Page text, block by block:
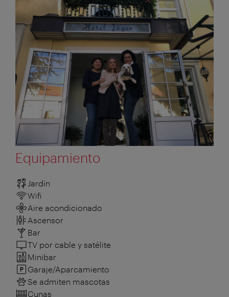
Equipamiento
Jardín
Wifi
Aire acondicionado
Ascensor
Bar
TV por cable y satélite
Minibar
Garaje/Aparcamiento
Se admiten mascotas
Cunas